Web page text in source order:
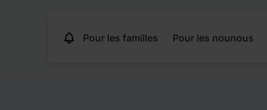
Pour les familles Pour les nounous